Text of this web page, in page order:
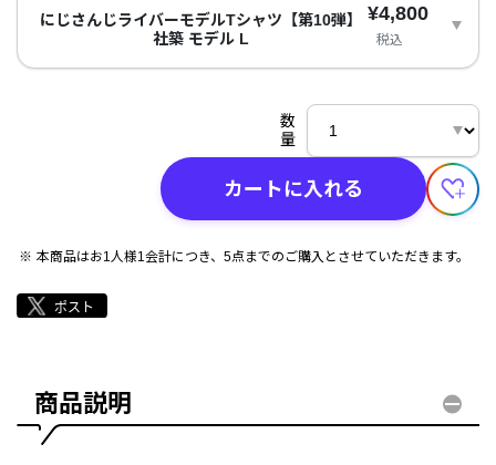
にじさんじライバーモデルTシャツ【第10弾】
社築 モデル L
¥4,800
税込
数
量
カートに入れる
本商品はお1人様1会計につき、5点までのご購入とさせていただきます。
商品説明